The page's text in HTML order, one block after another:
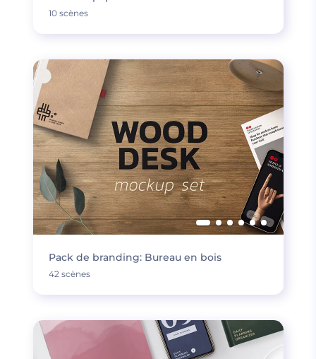
10 scènes
Pack de branding: Bureau en bois
42 scènes